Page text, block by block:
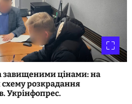
завищеними цінами: на
розкрадання
Укрінфопрес.